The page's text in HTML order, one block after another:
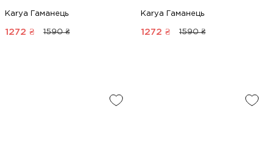
Karya Гаманець
1272 ₴ 1590 ₴
Karya Гаманець
1272 ₴ 1590 ₴